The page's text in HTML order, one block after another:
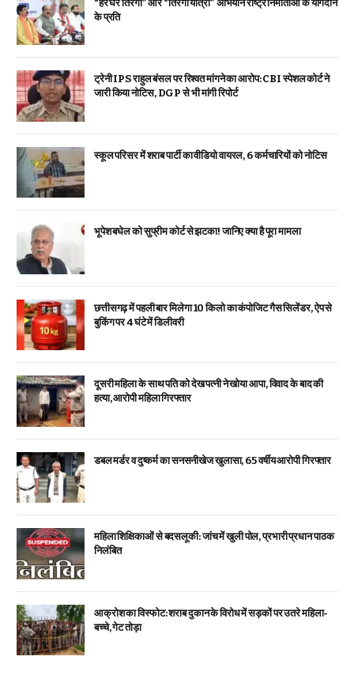
“हर घर तिरंगा” और “तिरंगा यात्रा” अभियान राष्ट्र निर्माताओं के योगदान
के प्रति
ट्रेनी IPS राहुल बंसल पर रिश्वत मांगने का आरोप: CBI स्पेशल कोर्ट ने
जारी किया नोटिस, DGP से भी मांगी रिपोर्ट
स्कूल परिसर में शराब पार्टी का वीडियो वायरल, 6 कर्मचारियों को नोटिस
भूपेश बघेल को सुप्रीम कोर्ट से झटका! जानिए क्या है पूरा मामला
छत्तीसगढ़ में पहली बार मिलेगा 10 किलो का कंपोजिट गैस सिलेंडर, ऐप से
बुकिंग पर 4 घंटे में डिलीवरी
दूसरी महिला के साथ पति को देख पत्नी ने खोया आपा, विवाद के बाद की
हत्या, आरोपी महिला गिरफ्तार
डबल मर्डर व दुष्कर्म का सनसनीखेज खुलासा, 65 वर्षीय आरोपी गिरफ्तार
महिला शिक्षिकाओं से बदसलूकी: जांच में खुली पोल, प्रभारी प्रधान पाठक
निलंबित
आक्रोश का विस्फोट: शराब दुकान के विरोध में सड़कों पर उतरे महिला-
बच्चे, गेट तोड़ा